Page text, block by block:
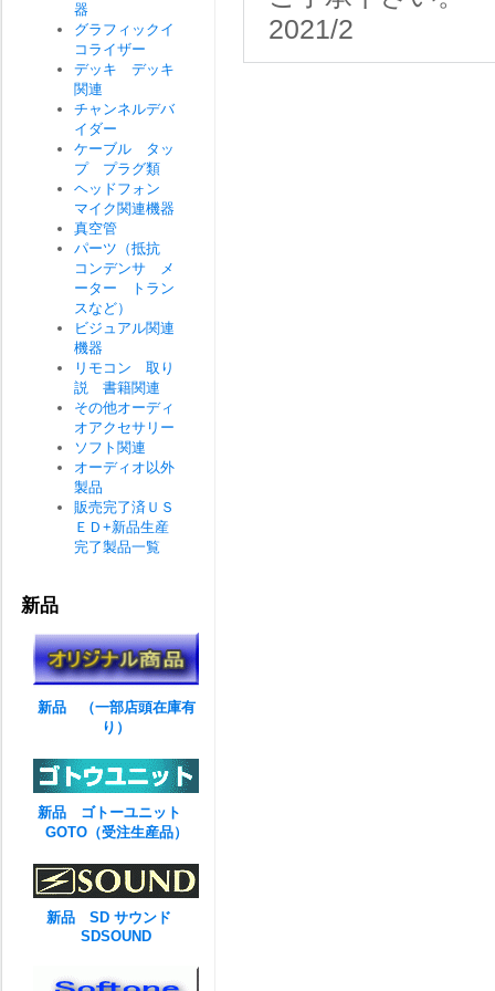
2021/2
器
グラフィックイ
コライザー
デッキ デッキ
関連
チャンネルデバ
イダー
ケーブル タッ
プ プラグ類
ヘッドフォン
マイク関連機器
真空管
パーツ（抵抗
コンデンサ メ
ーター トラン
スなど）
ビジュアル関連
機器
リモコン 取り
説 書籍関連
その他オーディ
オアクセサリー
ソフト関連
オーディオ以外
製品
販売完了済ＵＳ
ＥＤ+新品生産
完了製品一覧
新品
新品 （一部店頭在庫有
り）
新品 ゴトーユニット
GOTO（受注生産品）
新品 SD サウンド
SDSOUND